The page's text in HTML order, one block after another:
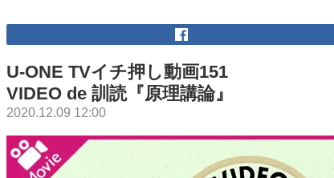
U-ONE TVイチ押し動画151
VIDEO de 訓読『原理講論』
2020.12.09 12:00